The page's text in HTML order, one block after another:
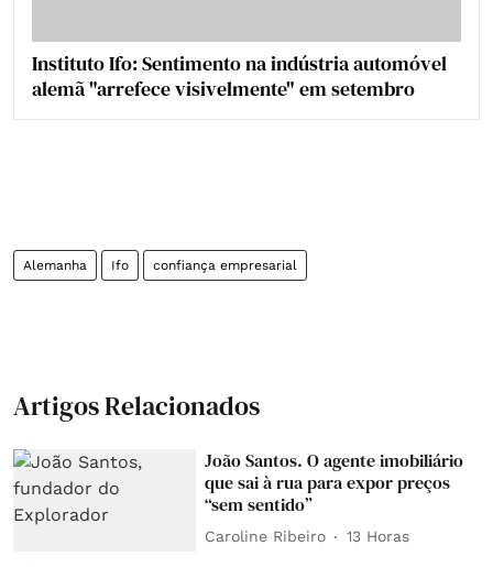
Instituto Ifo: Sentimento na indústria automóvel
alemã "arrefece visivelmente" em setembro
Alemanha Ifo confiança empresarial
Artigos Relacionados
João Santos. O agente imobiliário
que sai à rua para expor preços
“sem sentido”
Caroline Ribeiro 13 Horas